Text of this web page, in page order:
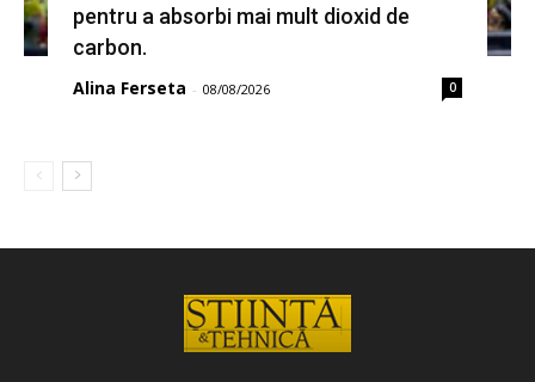
pentru a absorbi mai mult dioxid de
carbon.
Alina Ferseta - 08/08/2026 0